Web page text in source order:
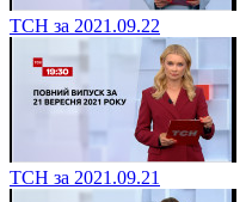
ТСН за 2021.09.22
ТСН за 2021.09.21